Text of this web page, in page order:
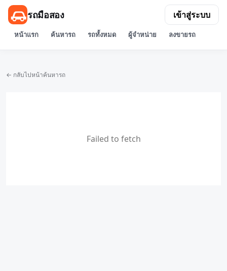
รถมือสอง
หน้าแรก ค้นหารถ รถทั้งหมด ผู้จำหน่าย ลงขายรถ
เข้าสู่ระบบ
← กลับไปหน้าค้นหารถ
Failed to fetch